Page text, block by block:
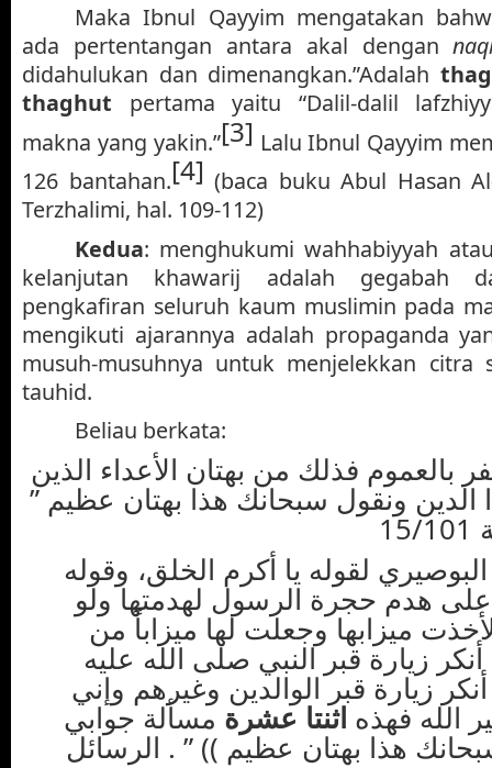
Maka Ibnul Qayyim mengatakan
ada pertentangan antara akal dengan
didahulukan dan dimenangkan.”Adalah
thaghut pertama yaitu “Dalil-dalil
makna yang yakin.”[3] Lalu Ibnul Qayyim
126 bantahan.[4] (baca buku Abul Hasan
Terzhalimi, hal. 109-112)
Kedua: menghukumi wahhabiyyah
kelanjutan khawarij adalah gegabah
pengkafiran seluruh kaum muslimin pada
mengikuti ajarannya adalah propaganda
musuh-musuhnya untuk menjelekkan citra
tauhid.
Beliau berkata:
بالعموم فذلك من بهتان الأعداء الذين
ونقول سبحانك هذا بهتان عظيم ”
لقوله يا أكرم الخلق، وقوله
على هدم حجرة الرسول لهدمتها ولو
ميزابها وجعلت لها ميزاباً من
زيارة قبر النبي صلى الله عليه
زيارة قبر الوالدين وغيرهم وإني
الله فهذه اثنتا عشرة مسألة جوابي
هذا بهتان عظيم )) ” . الرسائل